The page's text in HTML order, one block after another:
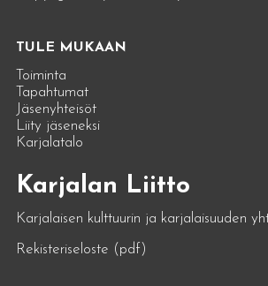
TULE MUKAAN
Toiminta
Tapahtumat
Jäsenyhteisöt
Liity jäseneksi
Karjalatalo
Karjalan Liitto
Karjalaisen kulttuurin ja karjalaisuuden
Rekisteriseloste (pdf)